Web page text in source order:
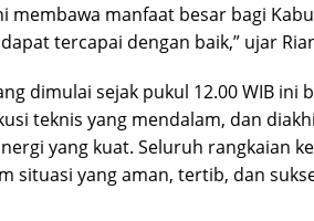
membawa manfaat besar bagi
tercapai dengan baik,” ujar
dimulai sejak pukul 12.00 WIB ini
teknis yang mendalam, dan
yang kuat. Seluruh rangkaian
situasi yang aman, tertib, dan